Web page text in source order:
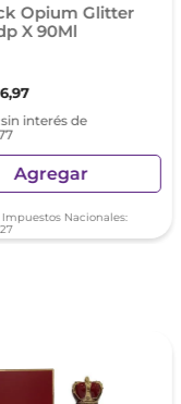
Opium Glitter
X 90Ml
,97
interés de
Agregar
Nacionales:
27